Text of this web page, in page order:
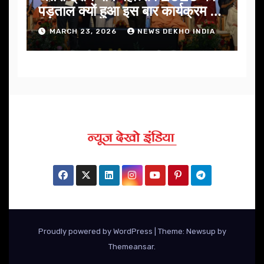
पड़ताल क्यों हुआ इस बार कार्यक्रम में
निखार
MARCH 23, 2026 NEWS DEKHO INDIA
Proudly powered by WordPress
Theme: Newsup by
Themeansar.